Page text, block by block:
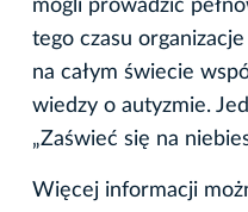
mogli prowadzić
tego czasu
na całym świecie
wiedzy o autyzmie.
„Zaświeć się na
Więcej informacji